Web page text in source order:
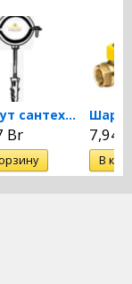
Хомут сантехнический для...
Br 7,94